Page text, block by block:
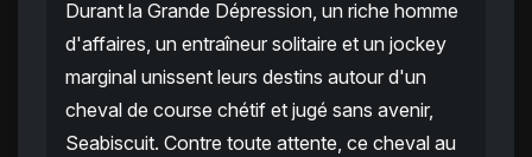
Durant la Grande Dépression, un riche homme
d'affaires, un entraîneur solitaire et un jockey
marginal unissent leurs destins autour d'un
cheval de course chétif et jugé sans avenir,
Seabiscuit. Contre toute attente, ce cheval au